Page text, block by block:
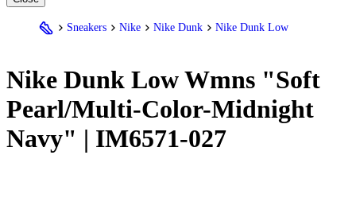
Sneakers Nike Nike Dunk Nike Dunk Low
Nike Dunk Low Wmns "Soft
Pearl/Multi-Color-Midnight
Navy" | IM6571-027